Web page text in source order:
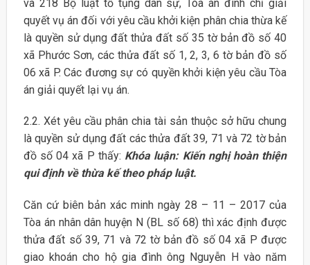
và 218 Bộ luật tố tụng dân sự, Tòa án đình chỉ giải
quyết vụ án đối với yêu cầu khởi kiện phân chia thừa kế
là quyền sử dụng đất thửa đất số 35 tờ bản đồ số 40
xã Phước Sơn, các thửa đất số 1, 2, 3, 6 tờ bản đồ số
06 xã P. Các đương sự có quyền khởi kiện yêu cầu Tòa
án giải quyết lại vụ án.
2.2. Xét yêu cầu phân chia tài sản thuộc sở hữu chung
là quyền sử dụng đất các thửa đất 39, 71 và 72 tờ bản
đồ số 04 xã P thấy: Khóa luận: Kiến nghị hoàn thiện
qui định về thừa kế theo pháp luật.
Căn cứ biên bản xác minh ngày 28 – 11 – 2017 của
Tòa án nhân dân huyện N (BL số 68) thì xác định được
thửa đất số 39, 71 và 72 tờ bản đồ số 04 xã P được
giao khoán cho hộ gia đình ông Nguyễn H vào năm